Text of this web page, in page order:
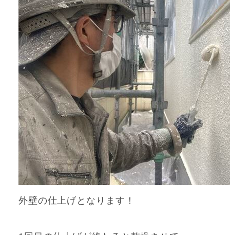
外壁の仕上げとなります！